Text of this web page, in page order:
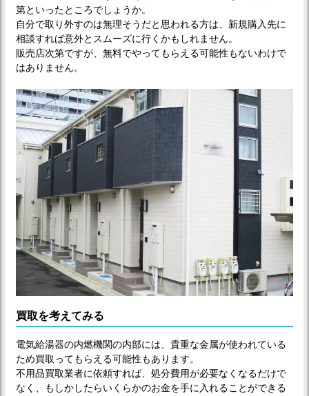
第といったところでしょうか。
自分で取り外すのは無理そうだと思われる方は、新規購入先に
相談すれば意外とスムーズに行くかもしれません。
販売店次第ですが、無料でやってもらえる可能性もないわけで
はありません。
買取を考えてみる
電気給湯器の内燃機関の内部には、貴重な金属が使われている
ため買取ってもらえる可能性もあります。
不用品買取業者に依頼すれば、処分費用が必要なくなるだけで
なく、もしかしたらいくらかのお金を手に入れることができる